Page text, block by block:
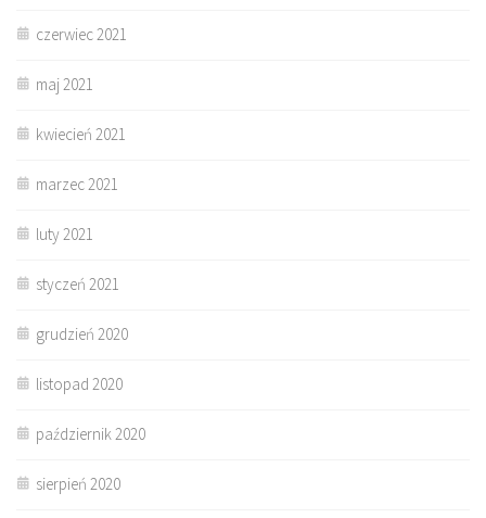
czerwiec 2021
maj 2021
kwiecień 2021
marzec 2021
luty 2021
styczeń 2021
grudzień 2020
listopad 2020
październik 2020
sierpień 2020